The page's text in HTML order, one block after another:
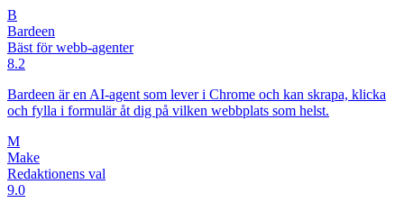
B
Bardeen
Bäst för webb-agenter
8.2
Bardeen är en AI-agent som lever i Chrome och kan skrapa, klicka
och fylla i formulär åt dig på vilken webbplats som helst.
M
Make
Redaktionens val
9.0